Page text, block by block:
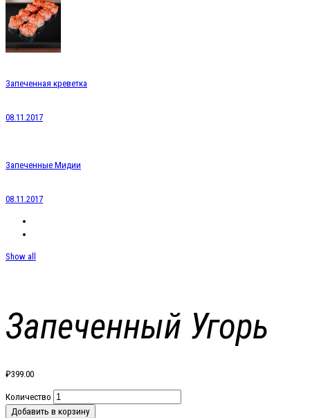
Запеченная креветка
08.11.2017
Запеченные Мидии
08.11.2017
Show all
Запеченный Угорь
₽399.00
Количество
Добавить в корзину